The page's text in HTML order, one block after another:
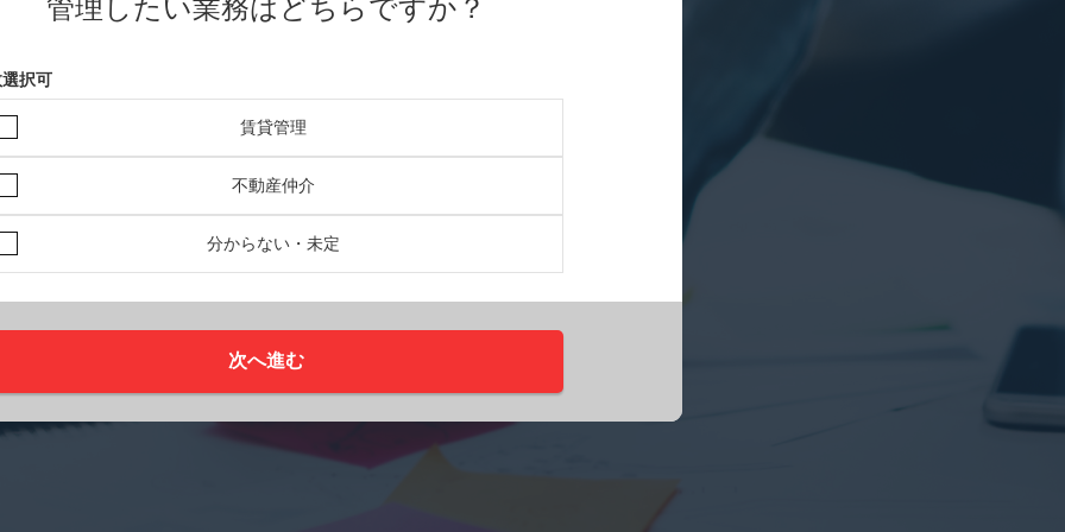
管理したい業務はどちらですか？
択可
賃貸管理
不動産仲介
分からない・未定
次へ進む